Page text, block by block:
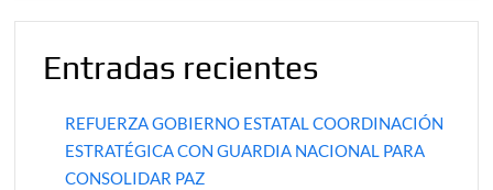
Entradas recientes
REFUERZA GOBIERNO ESTATAL COORDINACIÓN
ESTRATÉGICA CON GUARDIA NACIONAL PARA
CONSOLIDAR PAZ